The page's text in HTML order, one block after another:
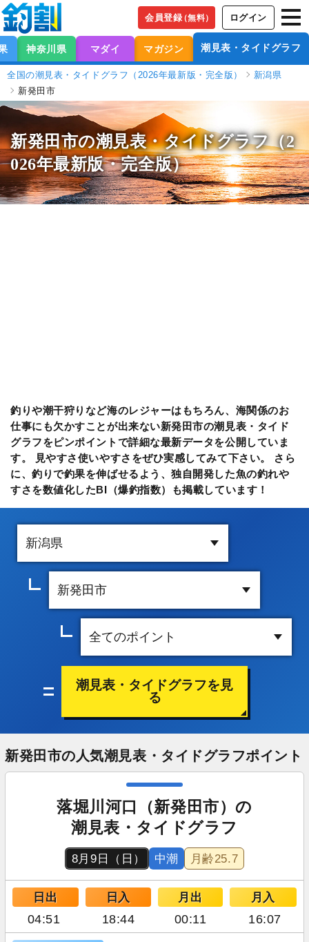
会員登録（無料） ログイン
神奈川県 マダイ マガジン 潮見表・タイドグラフ
全国の潮見表・タイドグラフ（2026年最新版・完全版）
新潟県
新発田市
新発田市の潮見表・タイドグラフ（2
026年最新版・完全版）
釣りや潮干狩りなど海のレジャーはもちろん、海関係のお
仕事にも欠かすことが出来ない新発田市の潮見表・タイド
グラフをピンポイントで詳細な最新データを公開していま
す。 見やすさ使いやすさをぜひ実感してみて下さい。 さら
に、釣りで釣果を伸ばせるよう、独自開発した魚の釣れや
すさを数値化したBI（爆釣指数）も掲載しています！
潮見表・タイドグラフを見
る
新発田市の人気潮見表・タイドグラフポイント
落堀川河口（新発田市）の
潮見表・タイドグラフ
8月9日（日） 中潮 月齢25.7
日出 日入 月出 月入
04:51 18:44 00:11 16:07